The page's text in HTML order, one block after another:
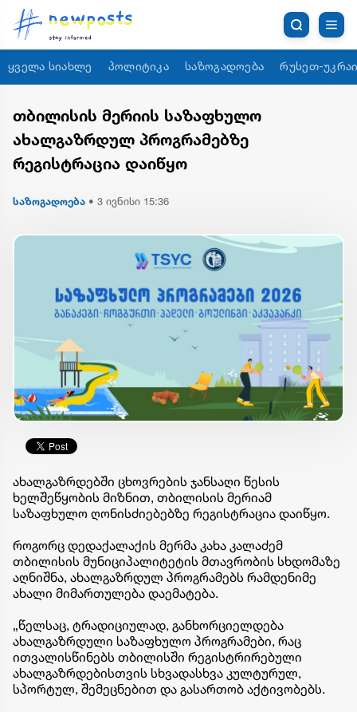
ყველა სიახლე პოლიტიკა საზოგადოება რუსეთ-
თბილისის მერიის საზაფხულო
ახალგაზრდულ პროგრამებზე
რეგისტრაცია დაიწყო
საზოგადოება • 3 ივნისი 15:36
ახალგაზრდებში ცხოვრების ჯანსაღი წესის
ხელშეწყობის მიზნით, თბილისის მერიამ
საზაფხულო ღონისძიებებზე რეგისტრაცია დაიწყო.
როგორც დედაქალაქის მერმა კახა კალაძემ
თბილისის მუნიციპალიტეტის მთავრობის სხდომაზე
აღნიშნა, ახალგაზრდულ პროგრამებს რამდენიმე
ახალი მიმართულება დაემატება.
„წელსაც, ტრადიციულად, განხორციელდება
ახალგაზრდული საზაფხულო პროგრამები, რაც
ითვალისწინებს თბილისში რეგისტრირებული
ახალგაზრდებისთვის სხვადასხვა კულტურულ,
სპორტულ, შემეცნებით და გასართობ აქტივობებს.